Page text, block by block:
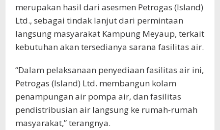
merupakan hasil dari asesmen Petrogas (Island)
Ltd., sebagai tindak lanjut dari permintaan
langsung masyarakat Kampung Meyaup, terkait
kebutuhan akan tersedianya sarana fasilitas air.
“Dalam pelaksanaan penyediaan fasilitas air ini,
Petrogas (Island) Ltd. membangun kolam
penampungan air pompa air, dan fasilitas
pendistribusian air langsung ke rumah-rumah
masyarakat,” terangnya.